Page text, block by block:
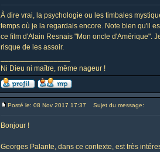
À dire vrai, la psychologie ou les timbales
temps où je la regardais encore. Note bien qu'il
ce film d'Alain Resnais "Mon oncle d'Amérique".
risque de les assoir.
Ni Dieu ni maître, même nageur !
Posté le: 08 Nov 2017 17:37 Sujet du message:
Bonjour !
Georges Palante, dans ce contexte, est très